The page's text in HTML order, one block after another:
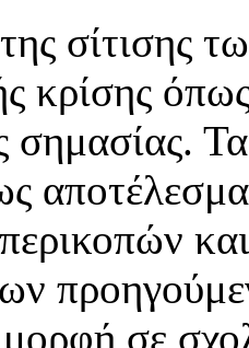
σίτισης
κρίσης
σημασίας.
σε